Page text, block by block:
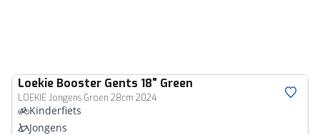
Loekie Booster Gents 18" Green
LOEKIE Jongens Groen 28cm 2024
Kinderfiets
Jongens